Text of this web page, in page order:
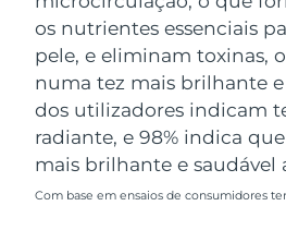
os nutrientes essenciais
pele, e eliminam toxinas,
numa tez mais brilhante e
dos utilizadores indicam
radiante, e 98% indica
mais brilhante e saudável
Com base em ensaios de consumidores